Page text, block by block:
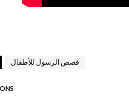
قصص الرسول للأطفال